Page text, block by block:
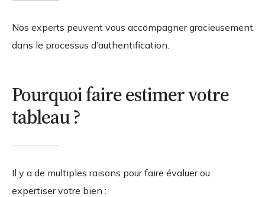
Nos experts peuvent vous accompagner gracieusement
dans le processus d’authentification.
Pourquoi faire estimer votre
tableau ?
Il y a de multiples raisons pour faire évaluer ou
expertiser votre bien :